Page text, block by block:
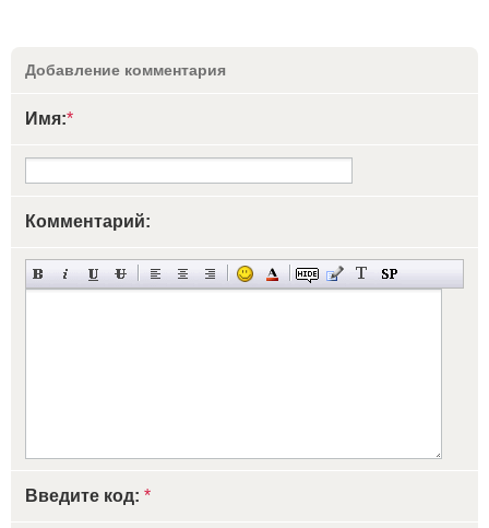
Добавление комментария
Имя:*
Комментарий:
Введите код: *